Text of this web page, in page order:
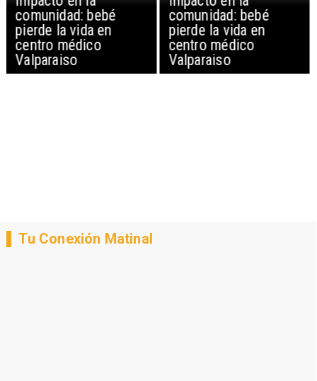
comunidad: bebé
pierde la vida en
centro médico
Valparaiso
comunidad: bebé
pierde la vida en
centro médico
Valparaiso
Tu Conexión Matinal